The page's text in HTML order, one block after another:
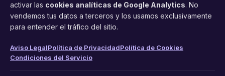
Asistente inteligente de citas por teléfono y WhatsApp.
Gestión profesional de agenda con IA para tu negocio.
Funciones
Aviso Legal
activar las cookies analíticas de Google Analytics. No
vendemos tus datos a terceros y los usamos exclusivamente
para entender el tráfico del sitio.
Aviso LegalPolítica de PrivacidadPolítica de Cookies
Condiciones del Servicio